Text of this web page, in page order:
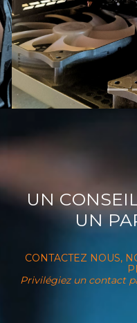
UN
UN
CONTACTEZ NOUS,
Privilégiez un contact